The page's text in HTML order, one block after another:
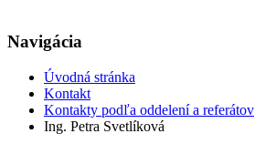
Navigácia
Úvodná stránka
Kontakt
Kontakty podľa oddelení a referátov
Ing. Petra Svetlíková